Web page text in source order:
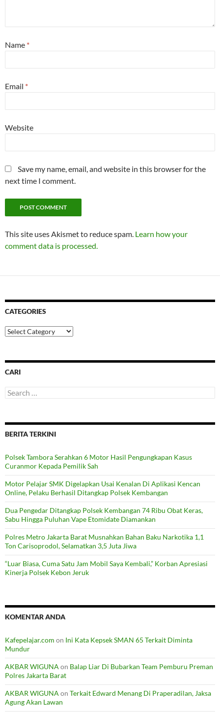
Name *
Email *
Website
Save my name, email, and website in this browser for the
next time I comment.
This site uses Akismet to reduce spam. Learn how your
comment data is processed.
CATEGORIES
Categories
CARI
Search
for:
BERITA TERKINI
Polsek Tambora Serahkan 6 Motor Hasil Pengungkapan Kasus
Curanmor Kepada Pemilik Sah
Motor Pelajar SMK Digelapkan Usai Kenalan Di Aplikasi Kencan
Online, Pelaku Berhasil Ditangkap Polsek Kembangan
Dua Pengedar Ditangkap Polsek Kembangan 74 Ribu Obat Keras,
Sabu Hingga Puluhan Vape Etomidate Diamankan
Polres Metro Jakarta Barat Musnahkan Bahan Baku Narkotika 1,1
Ton Carisoprodol, Selamatkan 3,5 Juta Jiwa
“Luar Biasa, Cuma Satu Jam Mobil Saya Kembali,” Korban Apresiasi
Kinerja Polsek Kebon Jeruk
KOMENTAR ANDA
Kafepelajar.com on Ini Kata Kepsek SMAN 65 Terkait Diminta
Mundur
AKBAR WIGUNAon Balap Liar Di Bubarkan Team Pemburu Preman
Polres Jakarta Barat
AKBAR WIGUNAon Terkait Edward Menang Di Praperadilan, Jaksa
Agung Akan Lawan